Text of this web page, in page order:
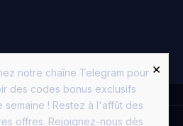
All Rights Reserved. Casino Moon
notre chaîne Telegram pour
des codes bonus exclusifs
semaine ! Restez à l'affût des
offres. Rejoignez-nous dès
×
une dépendance. Jouez avec